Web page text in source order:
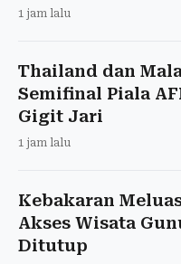
1 jam lalu
Thailand dan
Semifinal Piala
Gigit Jari
1 jam lalu
Kebakaran
Akses Wisata
Ditutup